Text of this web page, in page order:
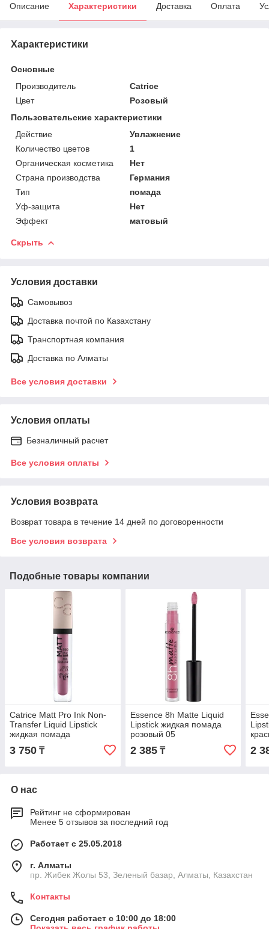
Описание Характеристики Доставка Оплата
Характеристики
Основные
Производитель
Catrice
Цвет
Розовый
Пользовательские характеристики
Действие
Увлажнение
Количество цветов
1
Органическая косметика
Нет
Страна производства
Германия
Тип
помада
Уф-защита
Нет
Эффект
матовый
Скрыть
Условия доставки
Самовывоз
Доставка почтой по Казахстану
Транспортная компания
Доставка по Алматы
Все условия доставки
Условия оплаты
Безналичный расчет
Все условия оплаты
Условия возврата
Возврат товара в течение 14 дней по договоренности
Все условия возврата
Подобные товары компании
Catrice Matt Pro Ink Non-
Transfer Liquid Lipstick
жидкая помада
сиреневый 60
3 750 ₸
Essence 8h Matte Liquid
Lipstick жидкая помада
розовый 05
2 385₸ 2
О нас
Рейтинг не сформирован
Менее 5 отзывов за последний год
Работает с 25.05.2018
г. Алматы
пр. Жибек Жолы 53, Зеленый базар, Алматы, Казахстан
Контакты
Сегодня работает с 10:00 до 18:00